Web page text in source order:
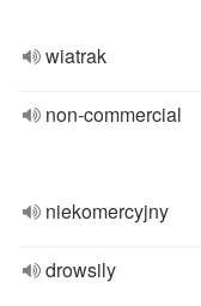
wiatrak
non-commercial
niekomercyjny
drowsily